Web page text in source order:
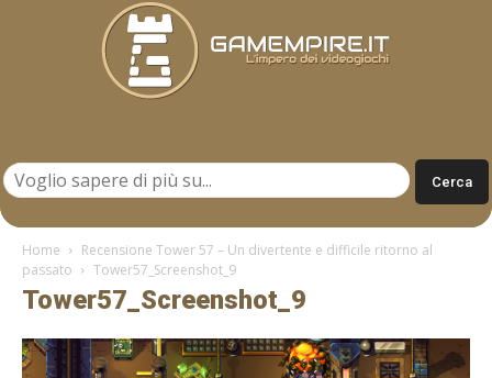
Home
Recensione Tower 57 – Un divertente e difficile ritorno al
passato
Tower57_Screenshot_9
Tower57_Screenshot_9